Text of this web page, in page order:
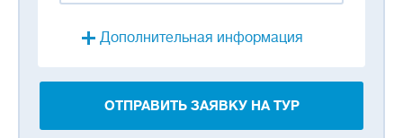
Дополнительная информация
ОТПРАВИТЬ ЗАЯВКУ НА ТУР